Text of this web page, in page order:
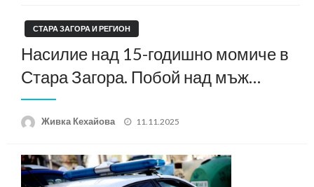
СТАРА ЗАГОРА И РЕГИОН
Насилие над 15-годишно момиче в
Стара Загора. Побой над мъж…
Живка Кехайова
Posted
11.11.2025